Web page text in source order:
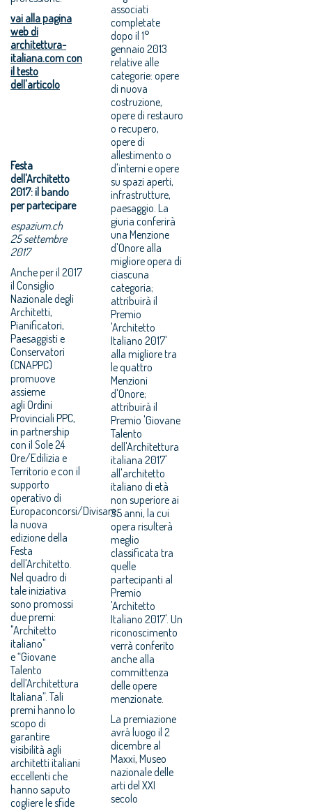
vai alla pagina
web di
architettura-
italiana.com con
il testo
dell'articolo
Festa
dell'Architetto
2017: il bando
per partecipare
espazium.ch
25 settembre
2017
Anche per il 2017
il Consiglio
Nazionale degli
Architetti,
Pianificatori,
Paesaggisti e
Conservatori
(CNAPPC)
promuove
assieme
agli Ordini
Provinciali PPC,
in partnership
con il Sole 24
Ore/Edilizia e
Territorio e con il
supporto
operativo di
Europaconcorsi/Divisare,
la nuova
edizione della
Festa
dell'Architetto.
Nel quadro di
tale iniziativa
sono promossi
due premi:
"Architetto
italiano"
e “Giovane
Talento
dell’Architettura
Italiana”. Tali
premi hanno lo
scopo di
garantire
visibilità agli
architetti italiani
eccellenti che
hanno saputo
cogliere le sfide
associati
completate
dopo il 1°
gennaio 2013
relative alle
categorie: opere
di nuova
costruzione,
opere di restauro
o recupero,
opere di
allestimento o
d'interni e opere
su spazi aperti,
infrastrutture,
paesaggio. La
giuria conferirà
una Menzione
d'Onore alla
migliore opera di
ciascuna
categoria;
attribuirà il
Premio
'Architetto
Italiano 2017'
alla migliore tra
le quattro
Menzioni
d'Onore;
attribuirà il
Premio 'Giovane
Talento
dell'Architettura
italiana 2017'
all'architetto
italiano di età
non superiore ai
35 anni, la cui
opera risulterà
meglio
classificata tra
quelle
partecipanti al
Premio
'Architetto
Italiano 2017'. Un
riconoscimento
verrà conferito
anche alla
committenza
delle opere
menzionate.
La premiazione
avrà luogo il 2
dicembre al
Maxxi, Museo
nazionale delle
arti del XXI
secolo